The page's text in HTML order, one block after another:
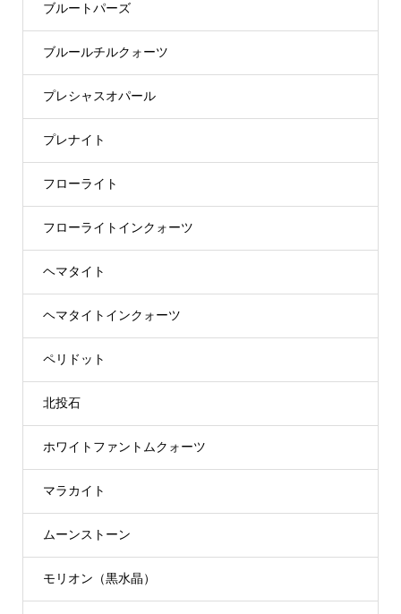
ブルートパーズ
ブルールチルクォーツ
プレシャスオパール
プレナイト
フローライト
フローライトインクォーツ
ヘマタイト
ヘマタイトインクォーツ
ペリドット
北投石
ホワイトファントムクォーツ
マラカイト
ムーンストーン
モリオン（黒水晶）